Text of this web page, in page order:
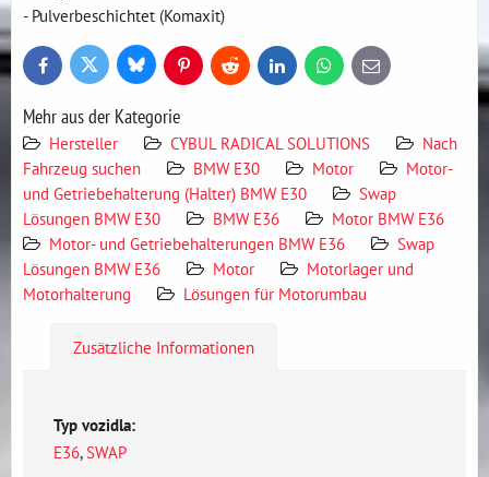
- Pulverbeschichtet (Komaxit)
FacebookTwitter BlueskyPinterestReddit LinkedInWhatsApp
E-
mail
Mehr aus der Kategorie
Hersteller CYBUL RADICAL SOLUTIONS
Nach
Fahrzeug suchen
BMW E30 Motor
Motor-
und Getriebehalterung (Halter) BMW E30
Swap
Lösungen BMW E30
BMW E36
Motor BMW E36
Motor- und Getriebehalterungen BMW E36
Swap
Lösungen BMW E36
Motor
Motorlager und
Motorhalterung
Lösungen für Motorumbau
Zusätzliche Informationen
Typ vozidla:
E36,SWAP